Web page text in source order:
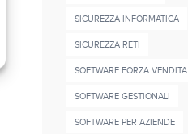
SICUREZZA INFORMATICA
SICUREZZA RETI
SOFTWARE FORZA VENDITA
SOFTWARE GESTIONALI
SOFTWARE PER AZIENDE